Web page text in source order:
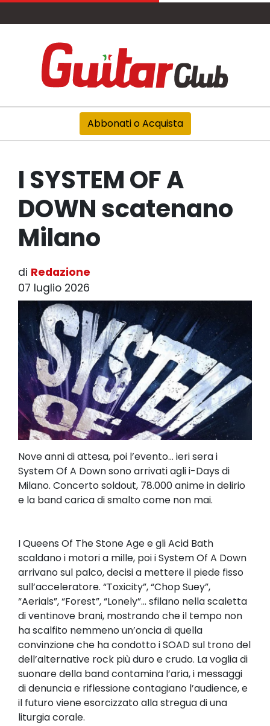
Abbonati o Acquista
I SYSTEM OF A
DOWN scatenano
Milano
di Redazione
07 luglio 2026
Nove anni di attesa, poi l’evento... ieri sera i
System Of A Down sono arrivati agli i-Days di
Milano. Concerto soldout, 78.000 anime in delirio
e la band carica di smalto come non mai.
I Queens Of The Stone Age e gli Acid Bath
scaldano i motori a mille, poi i System Of A Down
arrivano sul palco, decisi a mettere il piede fisso
sull’acceleratore. “Toxicity”, “Chop Suey”,
“Aerials”, “Forest”, “Lonely”... sfilano nella scaletta
di ventinove brani, mostrando che il tempo non
ha scalfito nemmeno un’oncia di quella
convinzione che ha condotto i SOAD sul trono del
dell’alternative rock più duro e crudo. La voglia di
suonare della band contamina l’aria, i messaggi
di denuncia e riflessione contagiano l’audience, e
il futuro viene esorcizzato alla stregua di una
liturgia corale.